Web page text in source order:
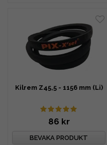
Kilrem Z45,5 - 1156 mm (Li)
86 kr
BEVAKA PRODUKT